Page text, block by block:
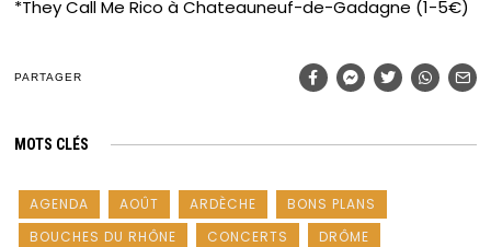
*They Call Me Rico à Chateauneuf-de-Gadagne (1-5€)
PARTAGER
MOTS CLÉS
AGENDA AOÛT ARDÈCHE
BONS PLANS
BOUCHES DU RHÔNE
CONCERTS
DRÔME